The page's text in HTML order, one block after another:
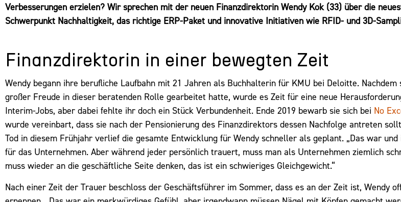
Verbesserungen erzielen? Wir sprechen mit der neuen Finanzdirektorin Wendy Kok (33) über die
Schwerpunkt Nachhaltigkeit, das richtige ERP-Paket und innovative Initiativen wie RFID- und 3D-
Finanzdirektorin in einer bewegten Zeit
Wendy begann ihre berufliche Laufbahn mit 21 Jahren als Buchhalterin für KMU bei Deloitte.
großer Freude in dieser beratenden Rolle gearbeitet hatte, wurde es Zeit für eine neue
Interim-Jobs, aber dabei fehlte ihr doch ein Stück Verbundenheit. Ende 2019 bewarb sie sich bei No
wurde vereinbart, dass sie nach der Pensionierung des Finanzdirektors dessen Nachfolge antreten
Tod in diesem Frühjahr verlief die gesamte Entwicklung für Wendy schneller als geplant. „Das war
für das Unternehmen. Aber während jeder persönlich trauert, muss man als Unternehmen ziemlich
muss wieder an die geschäftliche Seite denken, das ist ein schwieriges Gleichgewicht.“
Nach einer Zeit der Trauer beschloss der Geschäftsführer im Sommer, dass es an der Zeit ist, Wendy